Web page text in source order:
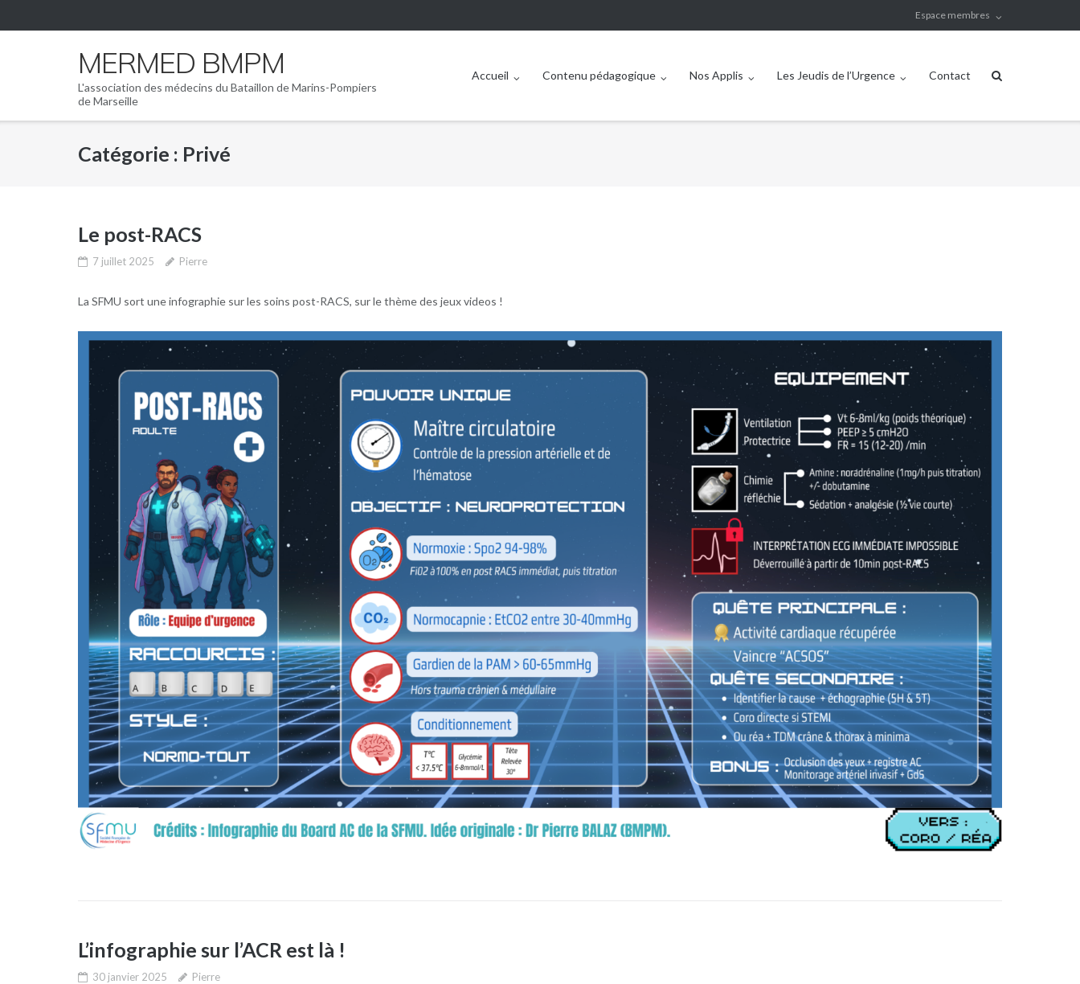
to
Espace membres
MERMED BMPM
L'association des médecins du Bataillon de Marins-Pompiers
de Marseille
Accueil Contenu pédagogique Nos Applis Les Jeudis de l’Urgence Contact
Catégorie : Privé
Le post-RACS
7 juillet 2025 Pierre
La SFMU sort une infographie sur les soins post-RACS, sur le thème des jeux videos !
L’infographie sur l’ACR est là !
30 janvier 2025 Pierre